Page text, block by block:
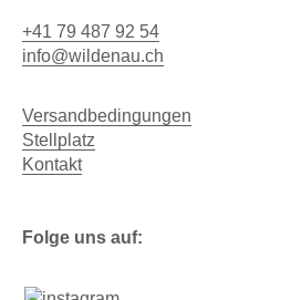
+41 79 487 92 54
info@wildenau.ch
Versandbedingungen
Stellplatz
Kontakt
Folge uns auf: